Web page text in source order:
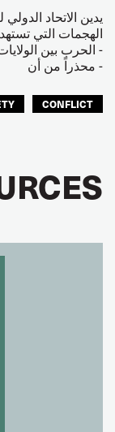
الهجمات التي
- الحرب بين
- محذراً من أن
CONFLICT